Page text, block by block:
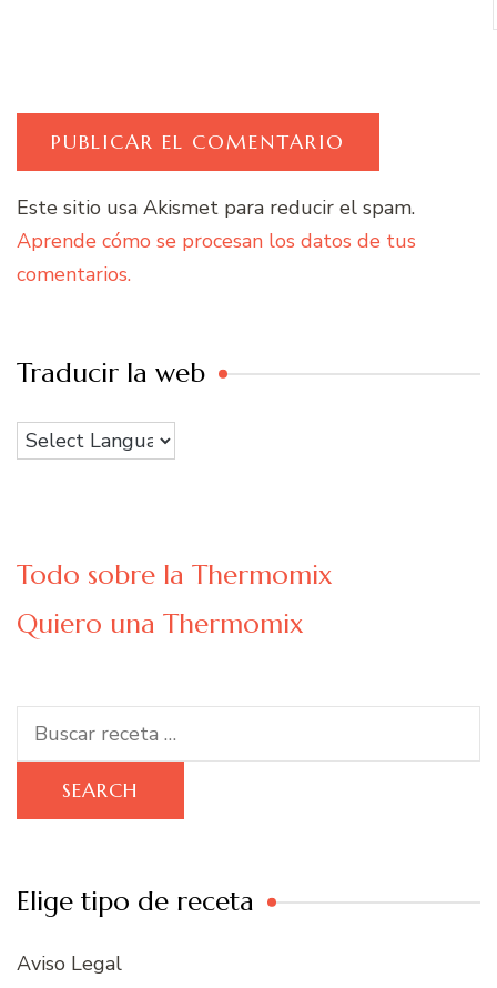
Este sitio usa Akismet para reducir el spam.
Aprende cómo se procesan los datos de tus
comentarios.
Traducir la web
Todo sobre la Thermomix
Quiero una Thermomix
Search
for:
Elige tipo de receta
Aviso Legal